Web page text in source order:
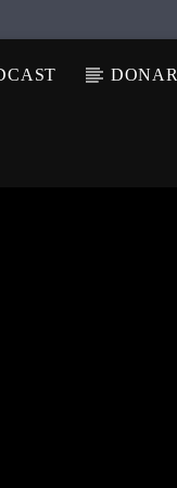
DONAR